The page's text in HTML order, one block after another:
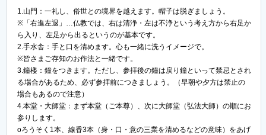
1.山門：一礼し、俗世との境界を越えます。帽子は脱ぎましょう。
※「右進左退」…仏教では、右は清浄・左は不浄という考え方から右足か
ら入り、左足から出るというのが基本です。
2.手水舎：手と口を清めます。心も一緒に洗うイメージで。
※皆さまご存知のお作法と一緒です。
3.鐘楼：鐘をつきます。ただし、参拝後の鐘は戻り鐘といって禁忌とされ
る場合があるため、必ず参拝前につきましょう。（早朝や夕方は禁止の
場合もあるので注意）
4.本堂・大師堂：まず本堂（ご本尊）、次に大師堂（弘法大師）の順にお
参りします。
oろうそく1本、線香3本（身・口・意の三業を清めるなどの意味）をあげ